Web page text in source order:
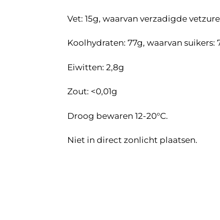
Vet: 15g, waarvan verzadigde
Koolhydraten: 77g, waarvan suikers:
Eiwitten: 2,8g
Zout: <0,01g
Droog bewaren 12-20°C.
Niet in direct zonlicht plaatsen.